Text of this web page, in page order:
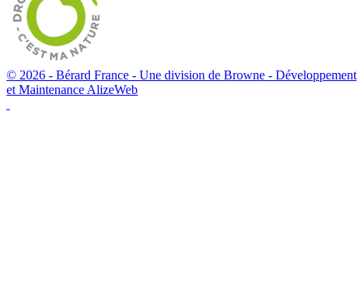
© 2026 - Bérard France - Une division de Browne - Développement
et Maintenance AlizeWeb